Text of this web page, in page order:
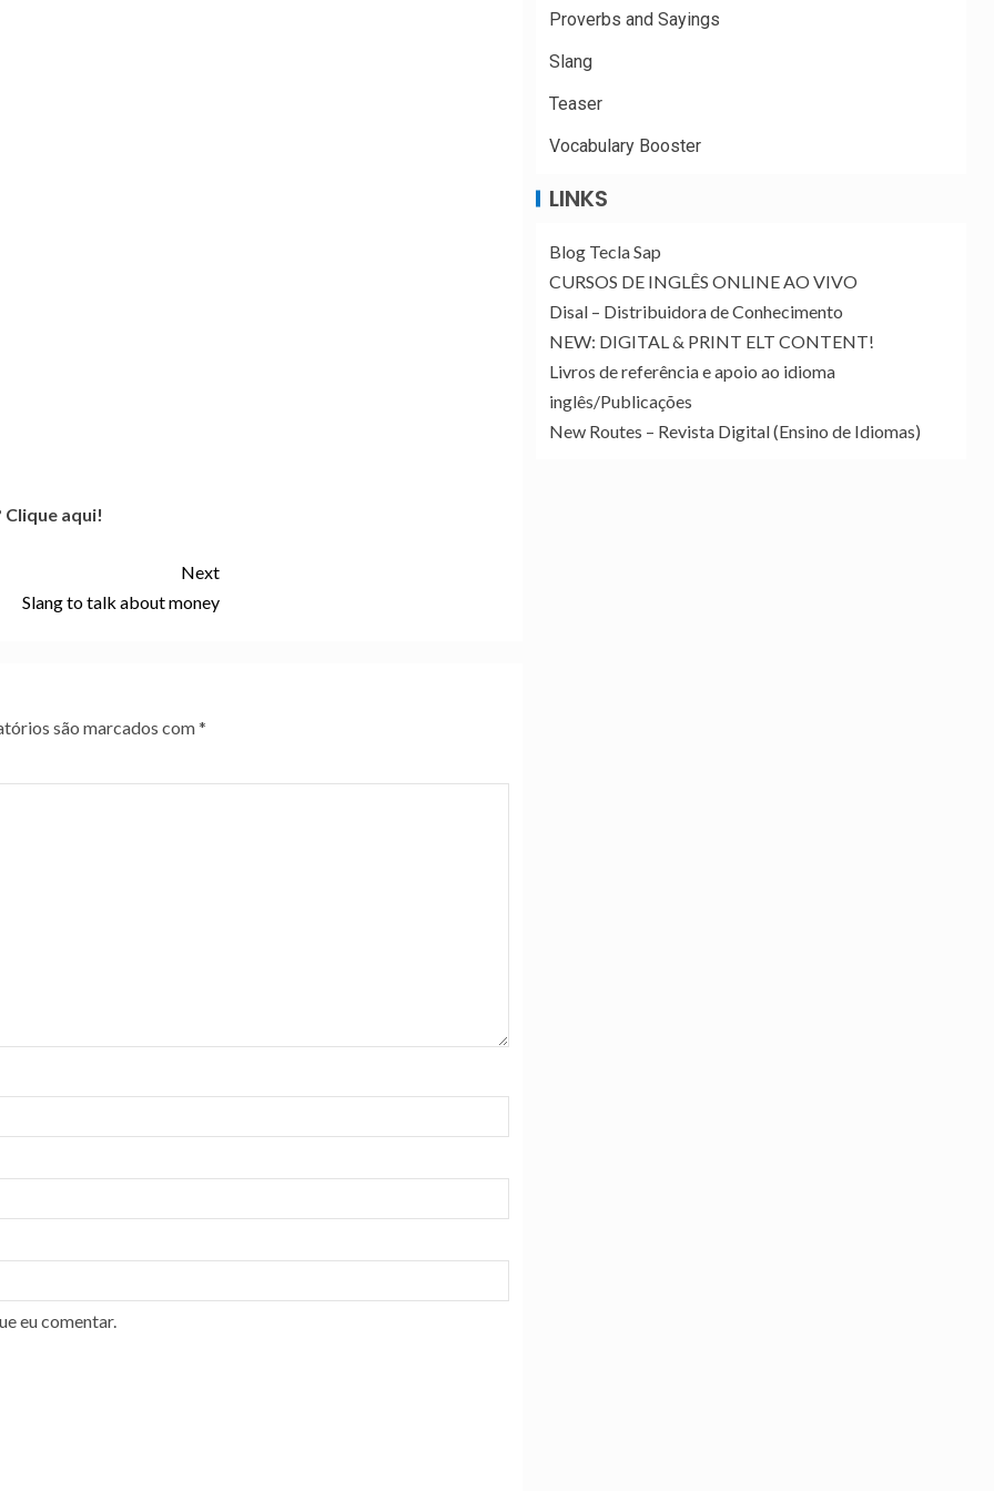
aqui!
Next
Slang to talk about money
são marcados com*
eu comentar.
Proverbs and Sayings
Slang
Teaser
Vocabulary Booster
LINKS
Blog Tecla Sap
CURSOS DE INGLÊS ONLINE AO VIVO
Disal – Distribuidora de Conhecimento
NEW: DIGITAL & PRINT ELT CONTENT!
Livros de referência e apoio ao idioma
inglês/Publicações
New Routes – Revista Digital (Ensino de Idiomas)